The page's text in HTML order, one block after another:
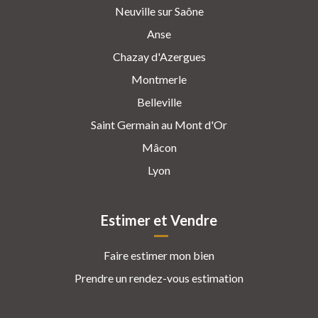
Neuville sur Saône
Anse
Chazay d'Azergues
Montmerle
Belleville
Saint Germain au Mont d'Or
Mâcon
Lyon
Estimer et Vendre
Faire estimer mon bien
Prendre un rendez-vous estimation